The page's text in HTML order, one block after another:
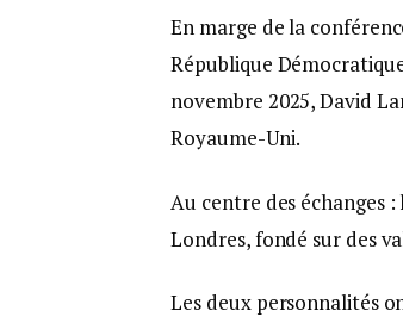
En marge de la
République
novembre 2025, David
Royaume-Uni.
Au centre des échanges
Londres, fondé sur des
Les deux personnalités